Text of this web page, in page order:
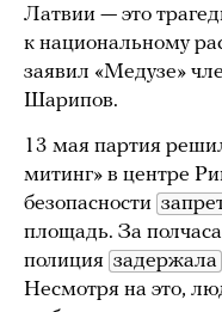
Латвии — это
к национальному
заявил «Медузе»
Шарипов.
13 мая партия
митинг» в центре
безопасности
площадь. За
полиция задержала
Несмотря на это,